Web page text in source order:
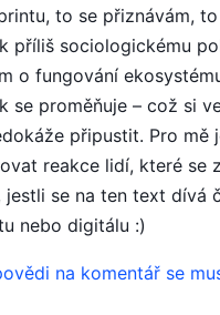
to se přiznávám,
příliš sociologickému
o fungování
se proměňuje – což si
připustit. Pro mě
reakce lidí, které se
se na ten text dívá
nebo digitálu :)
na komentář se